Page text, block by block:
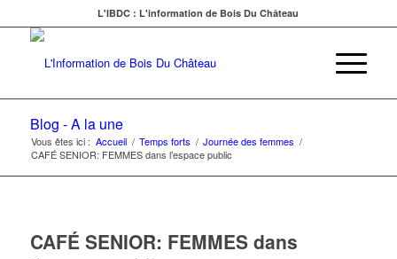
L'IBDC : L'information de Bois Du Château
Blog - A la une
Vous êtes ici : Accueil / Temps forts / Journée des femmes /
CAFÉ SENIOR: FEMMES dans l’espace public
CAFÉ SENIOR: FEMMES dans